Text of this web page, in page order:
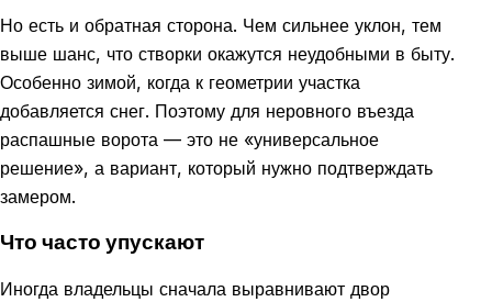
Но есть и обратная сторона. Чем сильнее уклон, тем
выше шанс, что створки окажутся неудобными в быту.
Особенно зимой, когда к геометрии участка
добавляется снег. Поэтому для неровного въезда
распашные ворота — это не «универсальное
решение», а вариант, который нужно подтверждать
замером.
Что часто упускают
Иногда владельцы сначала выравнивают двор